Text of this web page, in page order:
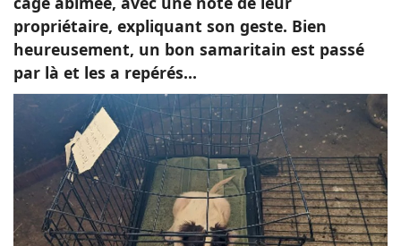
propriétaire, expliquant son geste. Bien
heureusement, un bon samaritain est passé
par là et les a repérés...